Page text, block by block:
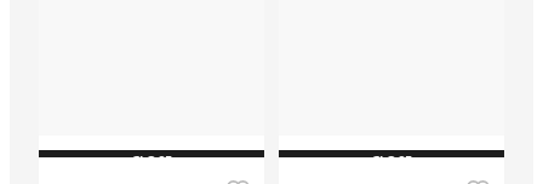
CLOSE CLOSE